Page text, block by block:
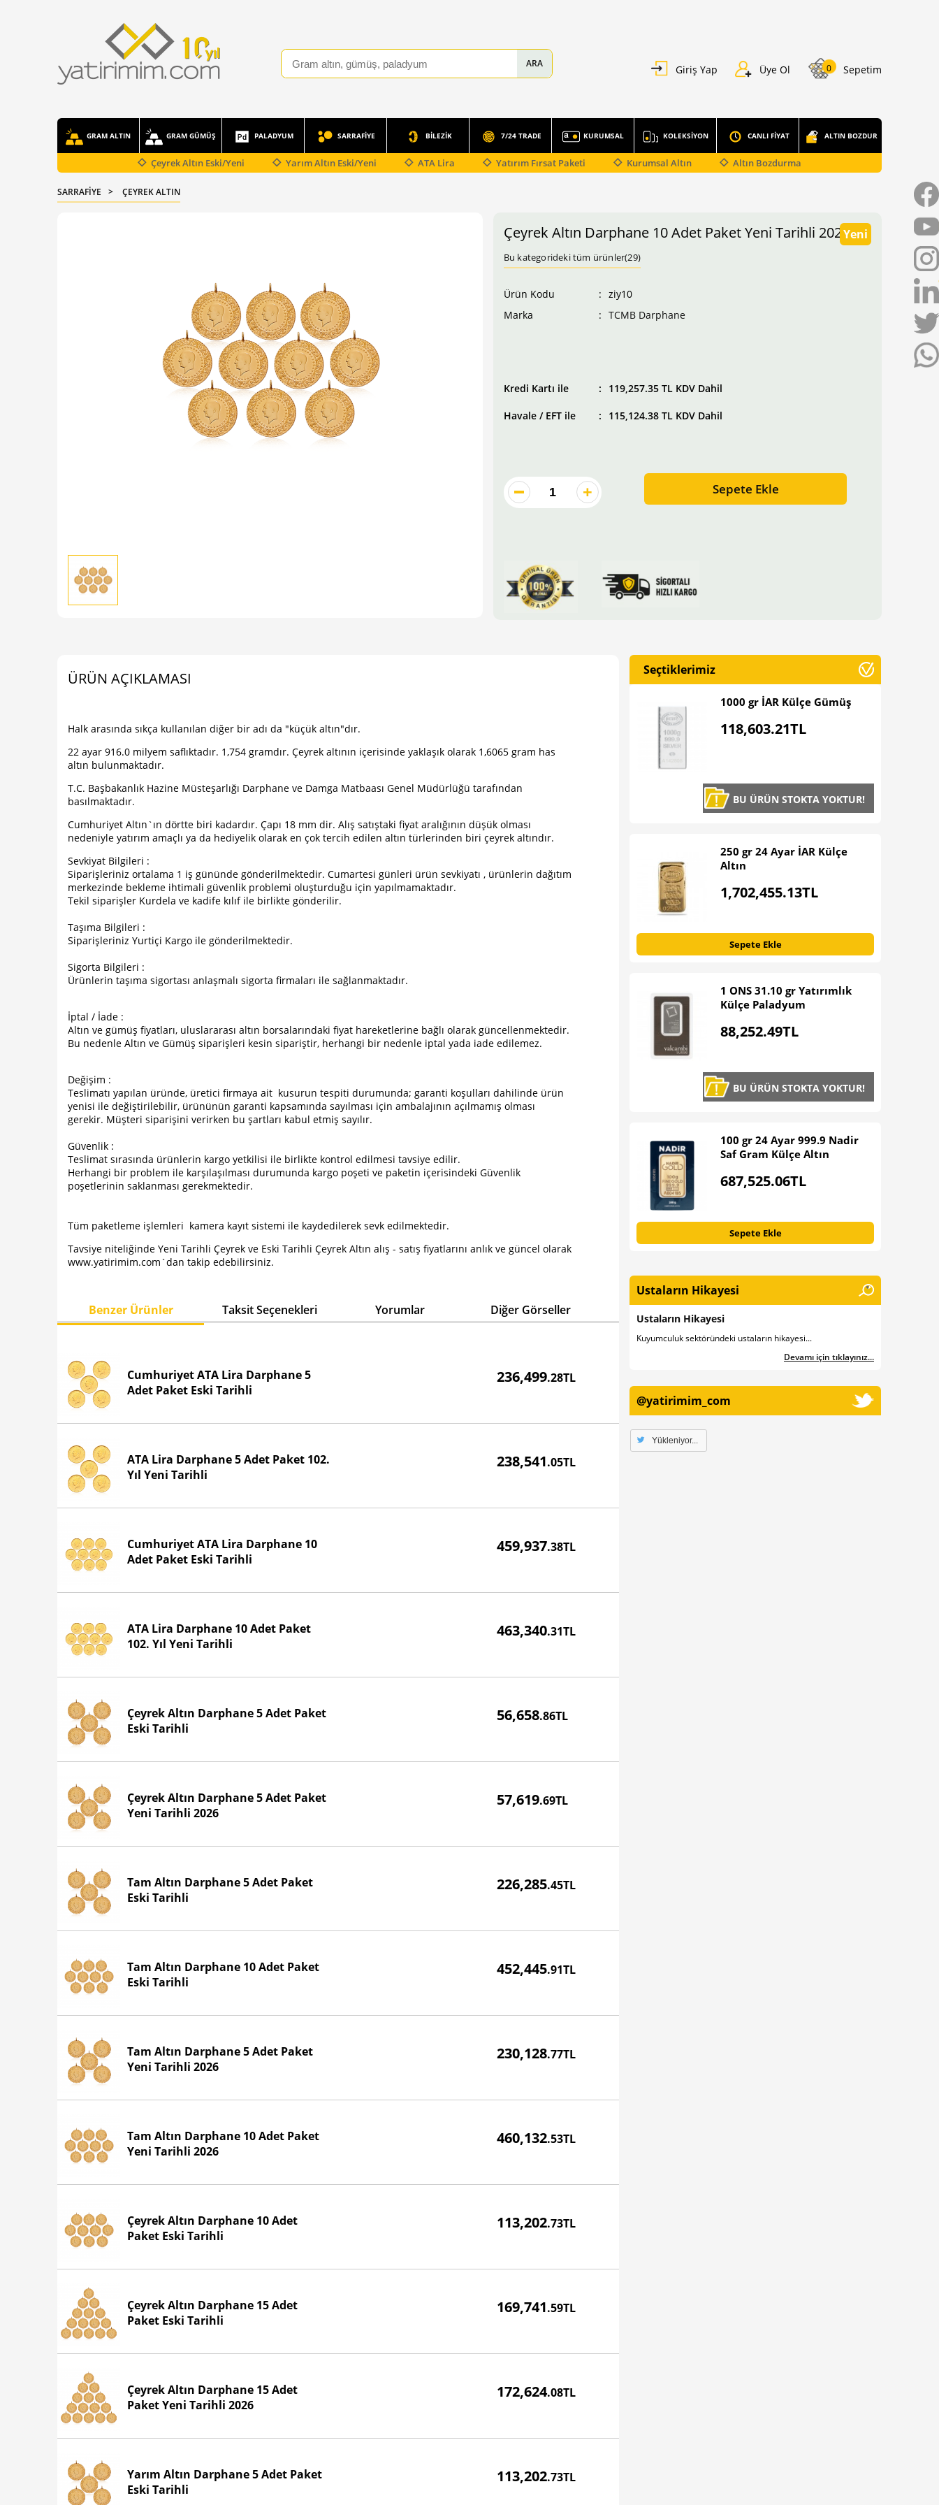
Giriş Yap Üye Ol Sepetim
0
GRAM ALTIN GRAM GÜMÜŞ PALADYUM SARRAFİYE BİLEZİK 7/24 TRADE KURUMSAL KOLEKSİYON CANLI FİYAT ALTIN BOZDUR
Çeyrek Altın Eski/Yeni Yarım Altın Eski/Yeni ATA Lira Yatırım Fırsat Paketi Kurumsal Altın Altın Bozdurma
SARRAFİYE ÇEYREK ALTIN
Çeyrek Altın Darphane 10 Adet Paket Yeni Tarihli 2026Yeni
Ürün Kodu
ziy10
Marka
TCMB Darphane
Bu kategorideki tüm ürünler(29)
Kredi Kartı ile 119,257.35 TL KDV Dahil
Havale / EFT ile 115,124.38 TL KDV Dahil
Sepete Ekle
ÜRÜN AÇIKLAMASI
Halk arasında sıkça kullanılan diğer bir adı da "küçük altın"dır.
22 ayar 916.0 milyem saflıktadır. 1,754 gramdır. Çeyrek altının içerisinde yaklaşık olarak 1,6065 gram has
altın bulunmaktadır.
T.C. Başbakanlık Hazine Müsteşarlığı Darphane ve Damga Matbaası Genel Müdürlüğü tarafından
basılmaktadır.
Cumhuriyet Altın`ın dörtte biri kadardır. Çapı 18 mm dir. Alış satıştaki fiyat aralığının düşük olması
nedeniyle yatırım amaçlı ya da hediyelik olarak en çok tercih edilen altın türlerinden biri çeyrek altındır.
Sevkiyat Bilgileri :
Siparişleriniz ortalama 1 iş gününde gönderilmektedir. Cumartesi günleri ürün sevkiyatı , ürünlerin dağıtım
merkezinde bekleme ihtimali güvenlik problemi oluşturduğu için yapılmamaktadır.
Tekil siparişler Kurdela ve kadife kılıf ile birlikte gönderilir.
Taşıma Bilgileri :
Siparişleriniz Yurtiçi Kargo ile gönderilmektedir.
Sigorta Bilgileri :
Ürünlerin taşıma sigortası anlaşmalı sigorta firmaları ile sağlanmaktadır.
İptal / İade :
Altın ve gümüş fiyatları, uluslararası altın borsalarındaki fiyat hareketlerine bağlı olarak güncellenmektedir.
Bu nedenle Altın ve Gümüş siparişleri kesin sipariştir, herhangi bir nedenle iptal yada iade edilemez.
Değişim :
Teslimatı yapılan üründe, üretici firmaya ait kusurun tespiti durumunda; garanti koşulları dahilinde ürün
yenisi ile değiştirilebilir, ürününün garanti kapsamında sayılması için ambalajının açılmamış olması
gerekir. Müşteri siparişini verirken bu şartları kabul etmiş sayılır.
Güvenlik :
Teslimat sırasında ürünlerin kargo yetkilisi ile birlikte kontrol edilmesi tavsiye edilir.
Herhangi bir problem ile karşılaşılması durumunda kargo poşeti ve paketin içerisindeki Güvenlik
poşetlerinin saklanması gerekmektedir.
Tüm paketleme işlemleri kamera kayıt sistemi ile kaydedilerek sevk edilmektedir.
Tavsiye niteliğinde Yeni Tarihli Çeyrek ve Eski Tarihli Çeyrek Altın alış - satış fiyatlarını anlık ve güncel olarak
www.yatirimim.com`dan takip edebilirsiniz.
Benzer Ürünler Taksit Seçenekleri Yorumlar Diğer Görseller
Cumhuriyet ATA Lira Darphane 5
Adet Paket Eski Tarihli
236,499.28TL
ATA Lira Darphane 5 Adet Paket 102.
Yıl Yeni Tarihli
238,541.05TL
Cumhuriyet ATA Lira Darphane 10
Adet Paket Eski Tarihli
459,937.38TL
ATA Lira Darphane 10 Adet Paket
102. Yıl Yeni Tarihli
463,340.31TL
Çeyrek Altın Darphane 5 Adet Paket
Eski Tarihli
56,658.86TL
Çeyrek Altın Darphane 5 Adet Paket
Yeni Tarihli 2026
57,619.69TL
Tam Altın Darphane 5 Adet Paket
Eski Tarihli
226,285.45TL
Tam Altın Darphane 10 Adet Paket
Eski Tarihli
452,445.91TL
Tam Altın Darphane 5 Adet Paket
Yeni Tarihli 2026
230,128.77TL
Tam Altın Darphane 10 Adet Paket
Yeni Tarihli 2026
460,132.53TL
Çeyrek Altın Darphane 10 Adet
Paket Eski Tarihli
113,202.73TL
Çeyrek Altın Darphane 15 Adet
Paket Eski Tarihli
169,741.59TL
Çeyrek Altın Darphane 15 Adet
Paket Yeni Tarihli 2026
172,624.08TL
Yarım Altın Darphane 5 Adet Paket
Eski Tarihli
113,202.73TL
Seçtiklerimiz
1000 gr İAR Külçe Gümüş
118,603.21TL
BU ÜRÜN STOKTA YOKTUR!
250 gr 24 Ayar İAR Külçe
Altın
1,702,455.13TL
Sepete Ekle
1 ONS 31.10 gr Yatırımlık
Külçe Paladyum
88,252.49TL
BU ÜRÜN STOKTA YOKTUR!
100 gr 24 Ayar 999.9 Nadir
Saf Gram Külçe Altın
687,525.06TL
Sepete Ekle
Ustaların Hikayesi
Ustaların Hikayesi
Kuyumculuk sektöründeki ustaların hikayesi...
Devamı için tıklayınız...
@yatirimim_com
Yükleniyor...